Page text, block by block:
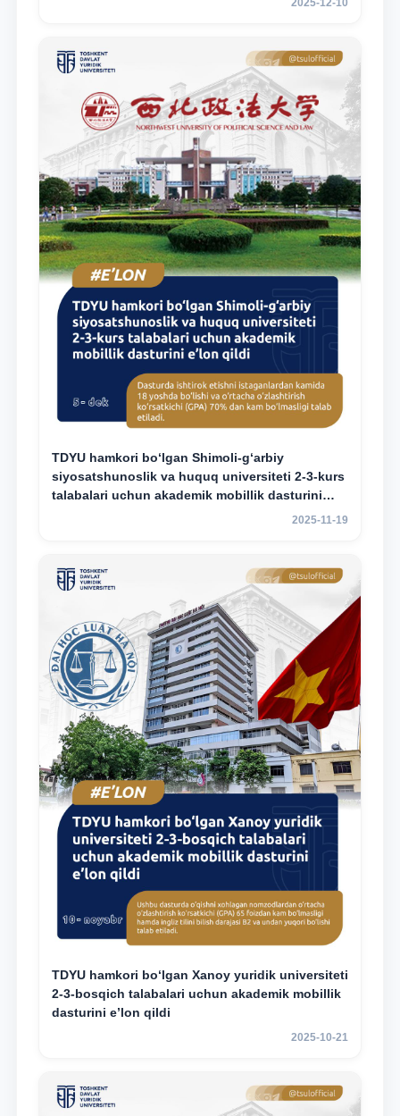
2025-12-10
TDYU hamkori bo‘lgan Shimoli-g‘arbiy
siyosatshunoslik va huquq universiteti 2-3-kurs
talabalari uchun akademik mobillik dasturini
2025-11-19
TDYU hamkori bo‘lgan Xanoy yuridik universiteti
2-3-bosqich talabalari uchun akademik mobillik
dasturini e’lon qildi
2025-10-21